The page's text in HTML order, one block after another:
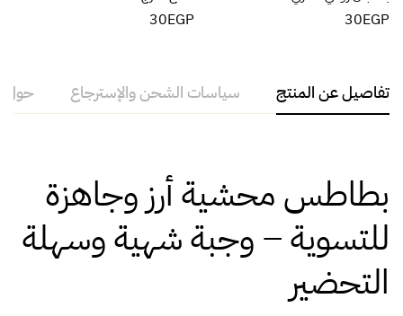
30EGP
30EGP
تفاصيل عن المنتج سياسات الشحن والإسترجاع حول
بطاطس محشية أرز وجاهزة
للتسوية – وجبة شهية وسهلة
التحضير